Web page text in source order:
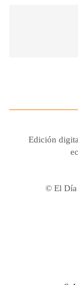
Edición
© El Día